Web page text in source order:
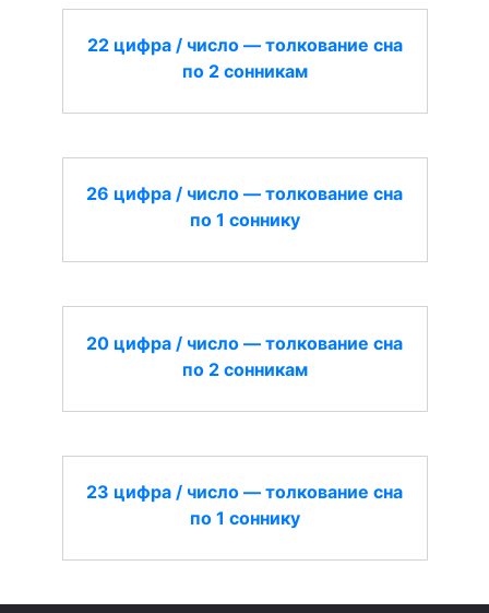
22 цифра / число — толкование сна
по 2 сонникам
26 цифра / число — толкование сна
по 1 соннику
20 цифра / число — толкование сна
по 2 сонникам
23 цифра / число — толкование сна
по 1 соннику